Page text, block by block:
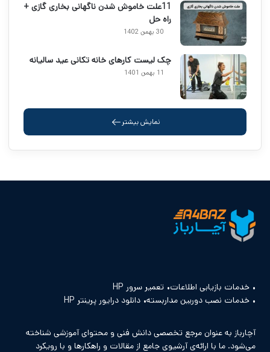
11علت خاموش شدن ناگهانی بخاری گازی +
راه حل
30 بهمن 1402
چک لیست کارهای خانه تکانی عید سالیانه
11 بهمن 1401
نمایش بیشتر
خدمات بازیابی اطلاعات تعمیر سرور HP
خدمات نصب دوربین مداربسته دانلود درایور پرینتر HP
آچارباز به عنوان مرجع تخصصی دانش فنی و محتوای آموزشی شناخته
می‌شود. ما با ارائه‌ی آرشیوی جامع از مقالات و راهکارها و با رویکرد